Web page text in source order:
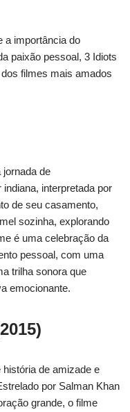
a importância do
paixão pessoal, 3 Idiots
filmes mais amados
jornada de
interpretada por
de seu casamento,
sozinha, explorando
é uma celebração da
pessoal, com uma
trilha sonora que
emocionante.
de amizade e
por Salman Khan
grande, o filme